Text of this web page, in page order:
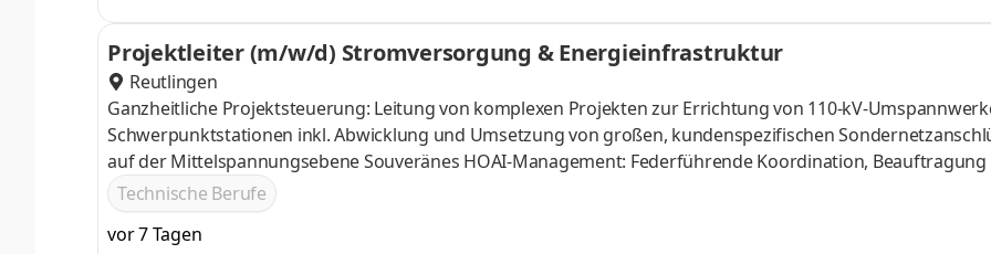
Projektleiter (m/w/d) Stromversorgung & Energieinfrastruktur
Reutlingen
Ganzheitliche Projektsteuerung: Leitung von komplexen Projekten zur Errichtung von 110-kV-
Schwerpunktstationen inkl. Abwicklung und Umsetzung von großen, kundenspezifischen
auf der Mittelspannungsebene Souveränes HOAI-Management: Federführende Koordination, Beauftragung
Qualitätssicherung aller Leistungsphasen der HOAI (LPH 1-9) als maßgebliche Leitlinie Vertrags- und
Nachtragsmanagement: Abstimmung mit den internen Fachbereichen bei der Vorbereitung und
komplexer EU-Ausschreibungsverfahren nach dem SektVO, Analyse von Projektabweichungen,
Technische Berufe
vor 7 Tagen